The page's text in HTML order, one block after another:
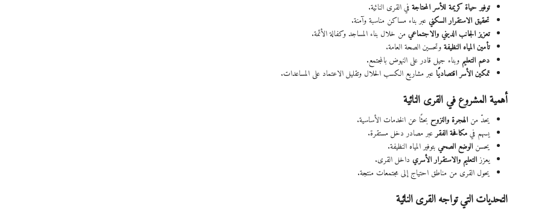
توفير حياة كريمة للأسر المحتاجةفي القرى النائية.
تحقيق الاستقرار السكني عبر بناء مساكن مناسبة وآمنة.
تعزيز الجانب الديني والاجتماعيمن خلال بناء المساجد وكفالة الأئمة.
تأمين المياه النظيفةوتحسين الصحة العامة.
دعم التعليم وبناء جيل قادر على النهوض بالمجتمع.
تمكين الأسر اقتصاديًاعبر مشاريع الكسب الحلال وتقليل الاعتماد على المساعدات.
أهمية المشروع في القرى النائية
يحدّ من الهجرة والنزوحبحثًا عن الخدمات الأساسية.
يسهم فيمكافحة الفقرعبر مصادر دخل مستقرة.
يحسن الوضع الصحي بتوفير المياه النظيفة.
يعززالتعليم والاستقرار الأسري داخل القرى.
يحول القرى من مناطق احتياج إلى مجتمعات منتجة.
التحديات التي تواجه القرى النائية